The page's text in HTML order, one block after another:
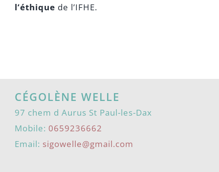
l’éthique de l’IFHE.
CÉGOLÈNE WELLE
97 chem d Aurus St Paul-les-Dax
Mobile: 0659236662
Email: sigowelle@gmail.com